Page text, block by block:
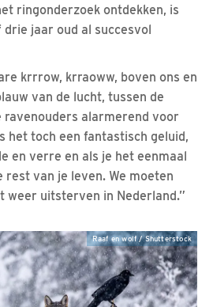
ringonderzoek ontdekken, is
jaar oud al succesvol
krrrow, krraoww, boven ons en
van de lucht, tussen de
ravenouders alarmerend voor
het toch een fantastisch geluid,
en verre en als je het eenmaal
van je leven. We moeten
weer uitsterven in Nederland.”
Raaf en wolf / Shutterstock